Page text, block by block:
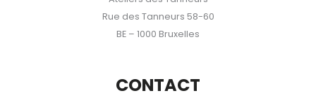
Rue des Tanneurs 58-60
BE – 1000 Bruxelles
CONTACT